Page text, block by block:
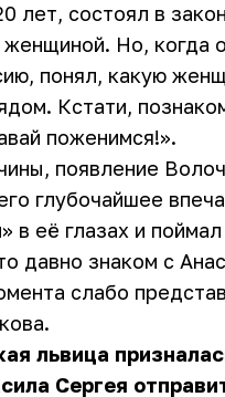
лет, состоял в
женщиной. Но, когда
понял, какую
Кстати,
поженимся!».
появление
глубочайшее
в её глазах и
давно знаком с
слабо
львица
Сергея